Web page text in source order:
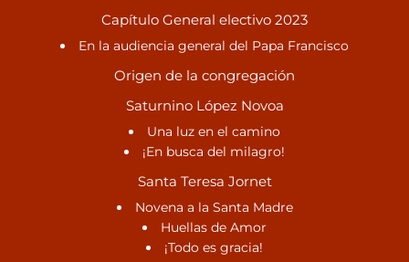
Capítulo General electivo 2023
En la audiencia general del Papa Francisco
Origen de la congregación
Saturnino López Novoa
Una luz en el camino
¡En busca del milagro!
Santa Teresa Jornet
Novena a la Santa Madre
Huellas de Amor
¡Todo es gracia!